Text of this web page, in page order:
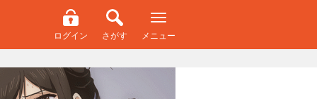
ログイン さがす メニュー